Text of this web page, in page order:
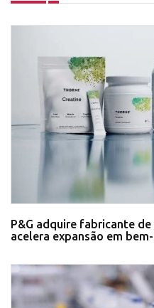
P&G adquire fabricante
acelera expansão em